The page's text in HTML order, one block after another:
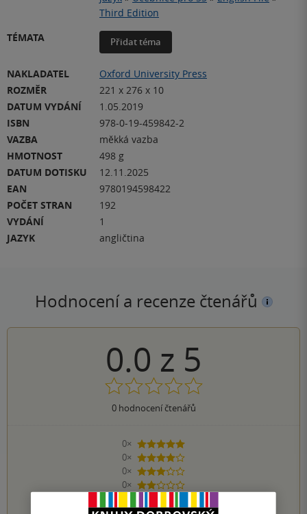
Third Edition
TÉMATA
Přidat téma
NAKLADATEL
Oxford University Press
ROZMĚR
221 x 276 x 10
DATUM VYDÁNÍ
1.05.2019
ISBN
978-0-19-459842-2
VAZBA
měkká vazba
HMOTNOST
498 g
DATUM DOTISKU
12.11.2025
EAN
9780194598422
POČET STRAN
192
VYDÁNÍ
1
JAZYK
angličtina
Hodnocení a recenze čtenářů
0.0 z 5
0hodnocení čtenářů
0×
5 hvězdiček
0×
4 hvězdičky
0×
3 hvězdičky
0×
2 hvězdičky